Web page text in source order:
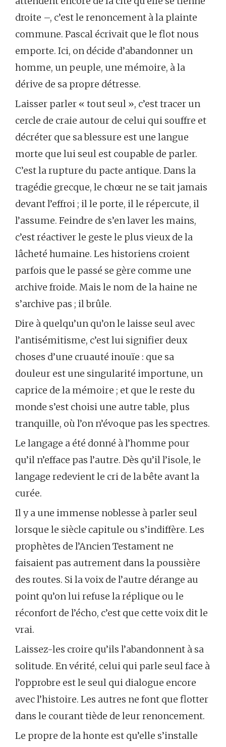
droite –, c’est le renoncement à la plainte
commune. Pascal écrivait que le flot nous
emporte. Ici, on décide d’abandonner un
homme, un peuple, une mémoire, à la
dérive de sa propre détresse.
Laisser parler « tout seul », c’est tracer un
cercle de craie autour de celui qui souffre et
décréter que sa blessure est une langue
morte que lui seul est coupable de parler.
C’est la rupture du pacte antique. Dans la
tragédie grecque, le chœur ne se tait jamais
devant l’effroi ; il le porte, il le répercute, il
l’assume. Feindre de s’en laver les mains,
c’est réactiver le geste le plus vieux de la
lâcheté humaine. Les historiens croient
parfois que le passé se gère comme une
archive froide. Mais le nom de la haine ne
s’archive pas ; il brûle.
Dire à quelqu’un qu’on le laisse seul avec
l’antisémitisme, c’est lui signifier deux
choses d’une cruauté inouïe : que sa
douleur est une singularité importune, un
caprice de la mémoire ; et que le reste du
monde s’est choisi une autre table, plus
tranquille, où l’on n’évoque pas les spectres.
Le langage a été donné à l’homme pour
qu’il n’efface pas l’autre. Dès qu’il l’isole, le
langage redevient le cri de la bête avant la
curée.
Il y a une immense noblesse à parler seul
lorsque le siècle capitule ou s’indiffère. Les
prophètes de l’Ancien Testament ne
faisaient pas autrement dans la poussière
des routes. Si la voix de l’autre dérange au
point qu’on lui refuse la réplique ou le
réconfort de l’écho, c’est que cette voix dit le
vrai.
Laissez-les croire qu’ils l’abandonnent à sa
solitude. En vérité, celui qui parle seul face à
l’opprobre est le seul qui dialogue encore
avec l’histoire. Les autres ne font que flotter
dans le courant tiède de leur renoncement.
Le propre de la honte est qu’elle s’installe